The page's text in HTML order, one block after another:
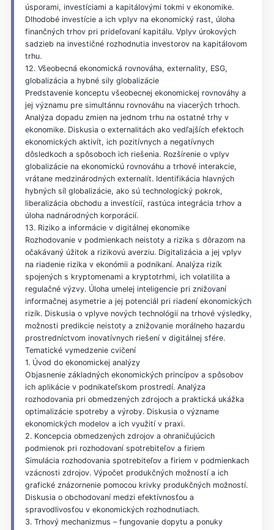
úsporami, investíciami a kapitálovými tokmi v ekonomike.
Dlhodobé investície a ich vplyv na ekonomický rast, úloha
finančných trhov pri prideľovaní kapitálu. Vplyv úrokových
sadzieb na investičné rozhodnutia investorov na kapitálovom
trhu.
12. Všeobecná ekonomická rovnováha, externality, ESG,
globalizácia a hybné sily globalizácie
Predstavenie konceptu všeobecnej ekonomickej rovnováhy a
jej významu pre simultánnu rovnováhu na viacerých trhoch.
Analýza dopadu zmien na jednom trhu na ostatné trhy v
ekonomike. Diskusia o externalitách ako vedľajších efektoch
ekonomických aktivít, ich pozitívnych a negatívnych
dôsledkoch a spôsoboch ich riešenia. Rozšírenie o vplyv
globalizácie na ekonomickú rovnováhu a trhové interakcie,
vrátane medzinárodných externalít. Identifikácia hlavných
hybných síl globalizácie, ako sú technologický pokrok,
liberalizácia obchodu a investícií, rastúca integrácia trhov a
úloha nadnárodných korporácií.
13. Riziko a informácie v digitálnej ekonomike
Rozhodovanie v podmienkach neistoty a rizika s dôrazom na
očakávaný úžitok a rizikovú averziu. Digitalizácia a jej vplyv
na riadenie rizika v ekonómii a podnikaní. Analýza rizík
spojených s kryptomenami a kryptotrhmi, ich volatilita a
regulačné výzvy. Úloha umelej inteligencie pri znižovaní
informačnej asymetrie a jej potenciál pri riadení ekonomických
rizík. Diskusia o vplyve nových technológií na trhové výsledky,
možnosti predikcie neistoty a znižovanie morálneho hazardu
prostredníctvom inovatívnych riešení v digitálnej sfére.
Tematické vymedzenie cvičení
1. Úvod do ekonomickej analýzy
Objasnenie základných ekonomických princípov a spôsobov
ich aplikácie v podnikateľskom prostredí. Analýza
rozhodovania pri obmedzených zdrojoch a praktická ukážka
optimalizácie spotreby a výroby. Diskusia o význame
ekonomických modelov a ich využití v praxi.
2. Koncepcia obmedzených zdrojov a ohraničujúcich
podmienok pri rozhodovaní spotrebiteľov a firiem
Simulácia rozhodovania spotrebiteľov a firiem v podmienkach
vzácnosti zdrojov. Výpočet produkčných možností a ich
grafické znázornenie pomocou krivky produkčných možností.
Diskusia o obchodovaní medzi efektívnosťou a
spravodlivosťou v ekonomických rozhodnutiach.
3. Trhový mechanizmus – fungovanie dopytu a ponuky